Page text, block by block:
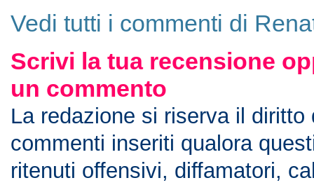
Vedi tutti i commenti di
Scrivi la tua recensione
un commento
La redazione si riserva il diritto
commenti inseriti qualora
ritenuti offensivi, diffamatori,